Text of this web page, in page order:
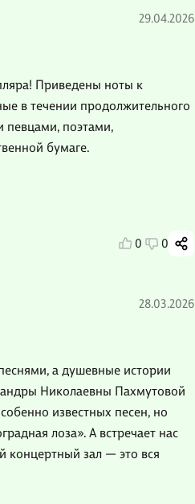
29.04.2026
Приведены ноты к
в течении продолжительного
поэтами,
бумаге.
0 0
28.03.2026
а душевные истории
Николаевны Пахмутовой
известных песен, но
лоза». А встречает нас
концертный зал — это вся